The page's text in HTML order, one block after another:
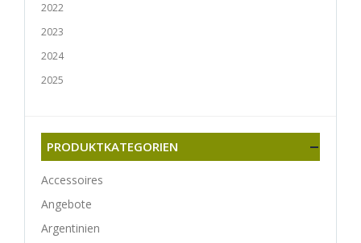
2022
2023
2024
2025
PRODUKTKATEGORIEN
Accessoires
Angebote
Argentinien